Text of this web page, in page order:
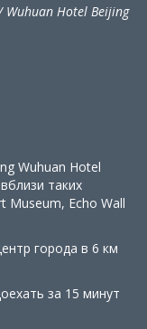
Wuhuan Hotel Beijing
Wuhuan Hotel
таких
Museum, Echo Wall
города в 6 км
за 15 минут